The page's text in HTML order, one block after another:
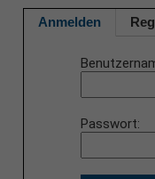
Anmelden
Passwort